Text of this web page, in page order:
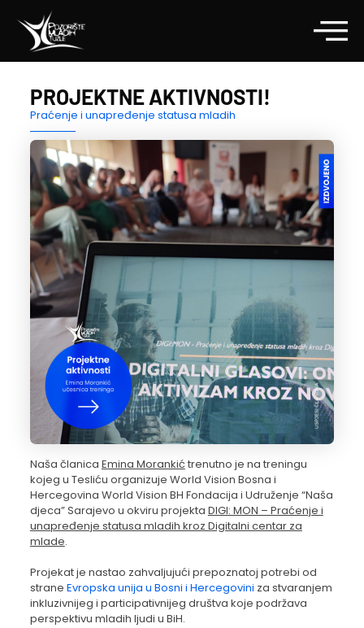
PROJEKTNE AKTIVNOSTI!
Praćenje i unapređenje statusa mladih
Naša članica Emina Morankić trenutno je na treningu
kojeg u Tesliću organizuje World Vision Bosna i
Hercegovina World Vision BH Fondacija i Udruženje “Naša
djeca” Sarajevo u okviru projekta DIGI: MON – Praćenje i
unapređenje statusa mladih kroz Digitalni centar za
mlade.
Projekat je nastao zahvaljujući prepoznatoj potrebi od
strane Evropska unija u Bosni i Hercegovini za stvaranjem
inkluzivnijeg i participativnijeg društva koje podržava
perspektivu mladih ljudi u BiH.